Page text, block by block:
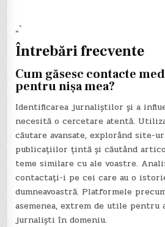
„`
Întrebări frecvente
Cum găsesc contacte
pentru nișa mea?
Identificarea jurnaliștilor și a
necesită o cercetare atentă.
căutare avansate, explorând site-
publicațiilor țintă și căutând
teme similare cu ale voastre.
contactați-i pe cei care au o
dumneavoastră. Platformele
asemenea, extrem de utile
jurnaliști în domeniu.